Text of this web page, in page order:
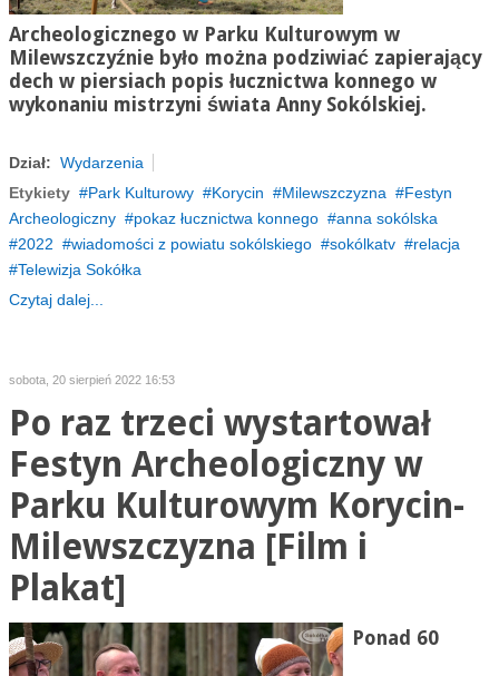
Archeologicznego w Parku Kulturowym w
Milewszczyźniebyło można podziwiać zapierający
dech w piersiach popis łucznictwa konnego w
wykonaniu mistrzyni świata Anny Sokólskiej.
Dział: Wydarzenia
Etykiety
Park Kulturowy Korycin Milewszczyzna
Festyn
Archeologiczny
pokaz łucznictwa konnego
anna sokólska
2022
wiadomości z powiatu sokólskiego sokólkatv
relacja
Telewizja Sokółka
Czytaj dalej...
sobota, 20 sierpień 2022 16:53
Po raz trzeci wystartował
Festyn Archeologiczny w
Parku Kulturowym Korycin-
Milewszczyzna [Film i
Plakat]
Ponad 60